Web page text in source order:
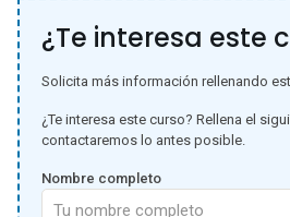
¿Te interesa este
Solicita más información rellenando
¿Te interesa este curso? Rellena el
contactaremos lo antes posible.
Nombre completo